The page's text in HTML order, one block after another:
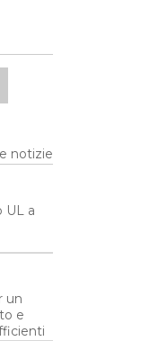
notizie
UL a
un
e